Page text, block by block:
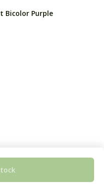
Bicolor Purple